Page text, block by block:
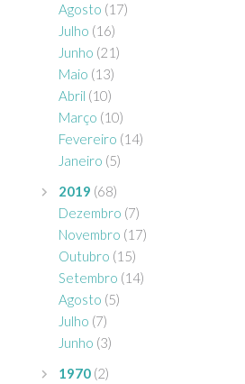
Agosto (17)
Julho (16)
Junho (21)
Maio (13)
Abril (10)
Março (10)
Fevereiro (14)
Janeiro (5)
2019 (68)
Dezembro (7)
Novembro (17)
Outubro (15)
Setembro (14)
Agosto (5)
Julho (7)
Junho (3)
1970 (2)